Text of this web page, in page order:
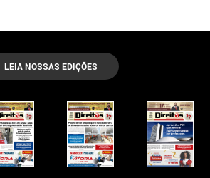
LEIA NOSSAS EDIÇÕES